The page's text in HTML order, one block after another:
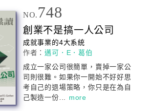
NO. 748
創業不是搞一人公司
成就事業的4大系統
作者：邁可．E．葛伯
成立一家公司很簡單，賣掉一家公
司 則很難。如果你一開始不好好思
考自己的退場策略，你只是在為自
己製造一份... more